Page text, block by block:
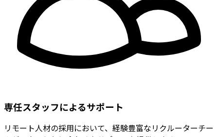
専任スタッフによるサポート
リモート人材の採用において、経験豊富なリクルーターチー